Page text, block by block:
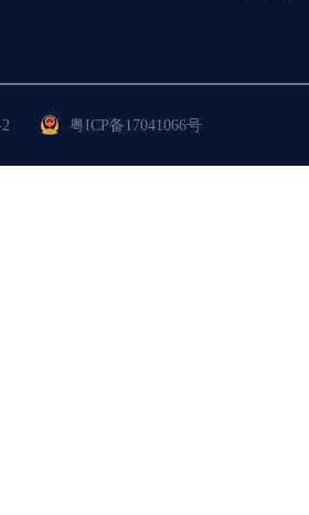
粤ICP备17041066号